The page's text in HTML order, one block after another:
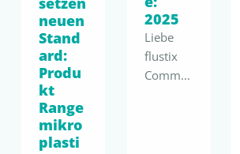
neuen
Stand
ard:
Produ
kt
Range
mikro
plasti
2025
Liebe
flustix
Commu